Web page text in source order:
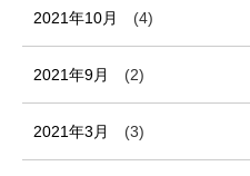
2021年10月 (4)
2021年9月 (2)
2021年3月 (3)